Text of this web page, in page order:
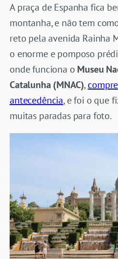
A praça de Espanha fica
montanha, e não tem
reto pela avenida Rainha
o enorme e pomposo
onde funciona o Museu
Catalunha (MNAC),
antecedência, e foi o que
muitas paradas para foto.